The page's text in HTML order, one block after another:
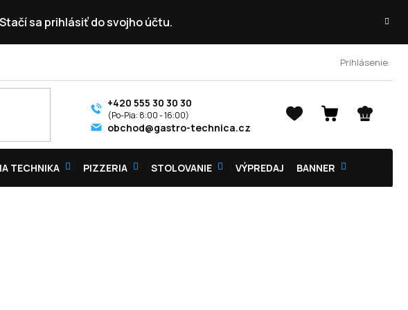
sa prihlásiť do svojho účtu.
Prihlásenie
NÁKUPNÝ
+420 555 30 30 30
obchod@gastro-technica.cz
TECHNIKA PIZZERIA STOLOVANIE VÝPREDAJ BANNER